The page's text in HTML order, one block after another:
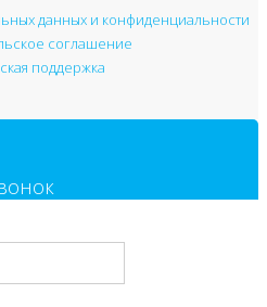
данных и конфиденциальности
соглашение
поддержка